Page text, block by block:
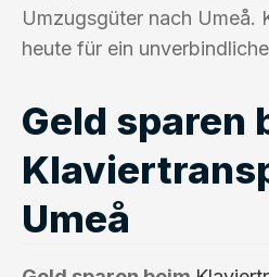
Umzugsgüter nach Umeå.
heute für ein
Geld sparen
Umeå